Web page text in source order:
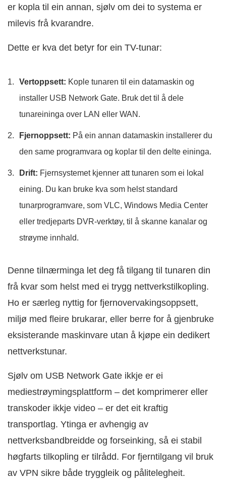
er kopla til ein annan, sjølv om dei to systema er
milevis frå kvarandre.
Dette er kva det betyr for ein TV-tunar:
Vertoppsett: Kople tunaren til ein datamaskin og
installer USB Network Gate. Bruk det til å dele
tunareininga over LAN eller WAN.
Fjernoppsett: På ein annan datamaskin installerer du
den same programvara og koplar til den delte eininga.
Drift: Fjernsystemet kjenner att tunaren som ei lokal
eining. Du kan bruke kva som helst standard
tunarprogramvare, som VLC, Windows Media Center
eller tredjeparts DVR-verktøy, til å skanne kanalar og
strøyme innhald.
Denne tilnærminga let deg få tilgang til tunaren din
frå kvar som helst med ei trygg nettverkstilkopling.
Ho er særleg nyttig for fjernovervakingsoppsett,
miljø med fleire brukarar, eller berre for å gjenbruke
eksisterande maskinvare utan å kjøpe ein dedikert
nettverkstunar.
Sjølv om USB Network Gate ikkje er ei
mediestrøymingsplattform – det komprimerer eller
transkoder ikkje video – er det eit kraftig
transportlag. Ytinga er avhengig av
nettverksbandbreidde og forseinking, så ei stabil
høgfarts tilkopling er tilrådd. For fjerntilgang vil bruk
av VPN sikre både tryggleik og pålitelegheit.